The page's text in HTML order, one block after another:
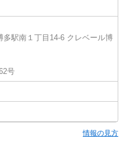
多駅南１丁目14-6 クレベール博
号
情報の見方